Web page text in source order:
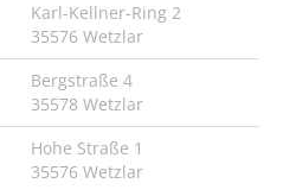
Karl-Kellner-Ring 2
35576 Wetzlar
Bergstraße 4
35578 Wetzlar
Hohe Straße 1
35576 Wetzlar